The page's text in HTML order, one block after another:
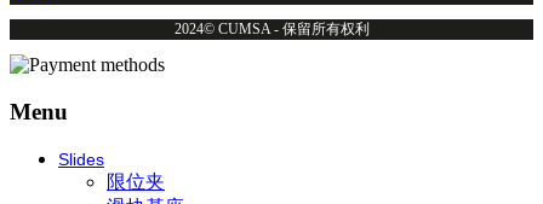
2024© CUMSA - 保留所有权利
Menu
Slides
限位夹